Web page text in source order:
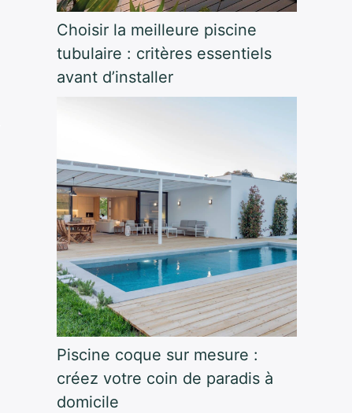
Choisir la meilleure piscine
tubulaire : critères essentiels
avant d’installer
Piscine coque sur mesure :
créez votre coin de paradis à
domicile